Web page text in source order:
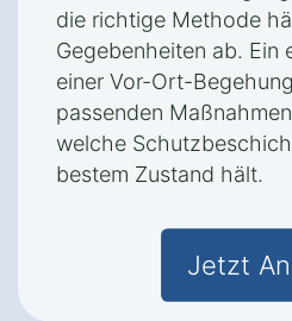
die richtige Methode
Gegebenheiten ab. Ein
einer Vor-Ort-
passenden
welche
bestem Zustand hält.
Jetzt